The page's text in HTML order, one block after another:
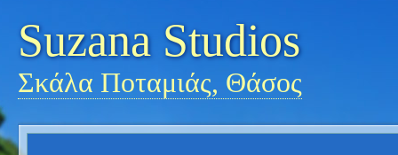
Suzana Studios
Σκάλα Ποταμιάς, Θάσος